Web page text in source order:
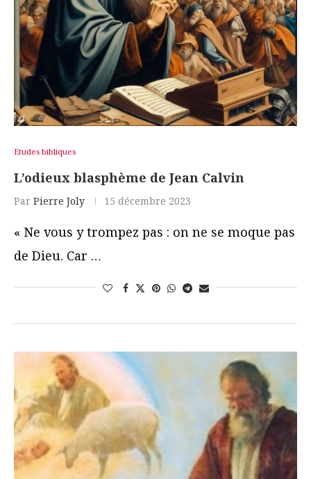
Etudes bibliques
L’odieux blasphème de Jean Calvin
Par Pierre Joly 15 décembre 2023
« Ne vous y trompez pas : on ne se moque pas
de Dieu. Car …